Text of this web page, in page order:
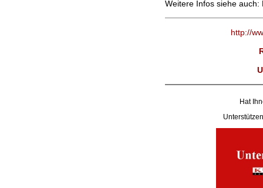
Weitere Infos siehe auch:
http://
Hat